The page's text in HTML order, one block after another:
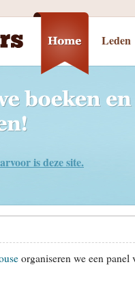
Leden
is deze site.
organiseren we een panel